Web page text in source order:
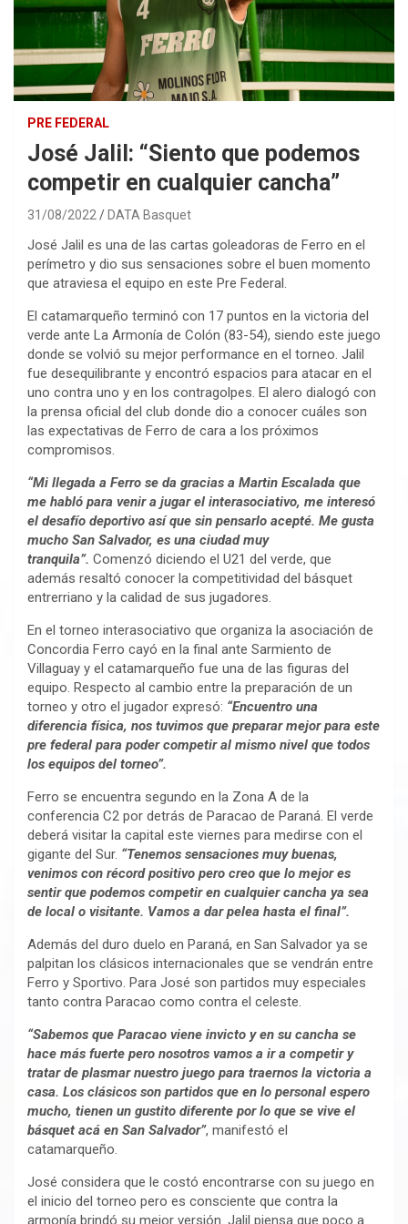
PRE FEDERAL
José Jalil: “Siento que podemos
competir en cualquier cancha”
31/08/2022 DATA Basquet
José Jalil es una de las cartas goleadoras de Ferro en el
perímetro y dio sus sensaciones sobre el buen momento
que atraviesa el equipo en este Pre Federal.
El catamarqueño terminó con 17 puntos en la victoria del
verde ante La Armonía de Colón (83-54), siendo este juego
donde se volvió su mejor performance en el torneo. Jalil
fue desequilibrante y encontró espacios para atacar en el
uno contra uno y en los contragolpes. El alero dialogó con
la prensa oficial del club donde dio a conocer cuáles son
las expectativas de Ferro de cara a los próximos
compromisos.
“Mi llegada a Ferro se da gracias a Martin Escalada que
me habló para venir a jugar el interasociativo, me interesó
el desafío deportivo así que sin pensarlo acepté. Me gusta
mucho San Salvador, es una ciudad muy
tranquila”. Comenzó diciendo el U21 del verde, que
además resaltó conocer la competitividad del básquet
entrerriano y la calidad de sus jugadores.
En el torneo interasociativo que organiza la asociación de
Concordia Ferro cayó en la final ante Sarmiento de
Villaguay y el catamarqueño fue una de las figuras del
equipo. Respecto al cambio entre la preparación de un
torneo y otro el jugador expresó: “Encuentro una
diferencia física, nos tuvimos que preparar mejor para este
pre federal para poder competir al mismo nivel que todos
los equipos del torneo”.
Ferro se encuentra segundo en la Zona A de la
conferencia C2 por detrás de Paracao de Paraná. El verde
deberá visitar la capital este viernes para medirse con el
gigante del Sur. “Tenemos sensaciones muy buenas,
venimos con récord positivo pero creo que lo mejor es
sentir que podemos competir en cualquier cancha ya sea
de local o visitante. Vamos a dar pelea hasta el final”.
Además del duro duelo en Paraná, en San Salvador ya se
palpitan los clásicos internacionales que se vendrán entre
Ferro y Sportivo. Para José son partidos muy especiales
tanto contra Paracao como contra el celeste.
“Sabemos que Paracao viene invicto y en su cancha se
hace más fuerte pero nosotros vamos a ir a competir y
tratar de plasmar nuestro juego para traernos la victoria a
casa. Los clásicos son partidos que en lo personal espero
mucho, tienen un gustito diferente por lo que se vive el
básquet acá en San Salvador”, manifestó el
catamarqueño.
José considera que le costó encontrarse con su juego en
el inicio del torneo pero es consciente que contra la
armonía brindó su mejor versión. Jalil piensa que poco a